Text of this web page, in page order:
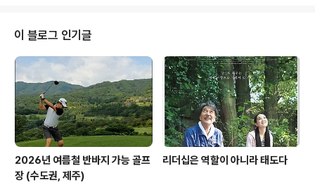
이 블로그 인기글
2026년 여름철 반바지 가능 골프
장 (수도권, 제주)
리더십은 역할이 아니라 태도다